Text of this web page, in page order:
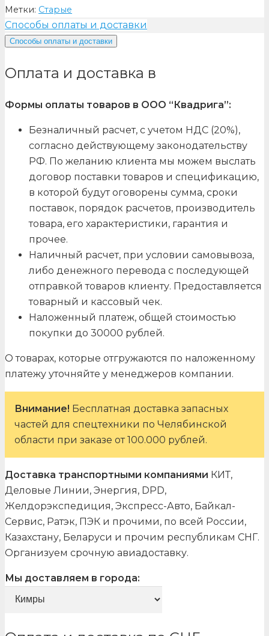
Метки: Старые
Способы оплаты и доставки
Способы оплаты и доставки
Оплата и доставка в
Формы оплаты товаров в ООО “Квадрига”:
Безналичный расчет, с учетом НДС (20%),
согласно действующему законодательству
РФ. По желанию клиента мы можем выслать
договор поставки товаров и спецификацию,
в которой будут оговорены сумма, сроки
поставок, порядок расчетов, производитель
товара, его характеристики, гарантия и
прочее.
Наличный расчет, при условии самовывоза,
либо денежного перевода с последующей
отправкой товаров клиенту. Предоставляется
товарный и кассовый чек.
Наложенный платеж, общей стоимостью
покупки до 30000 рублей.
О товарах, которые отгружаются по наложенному
платежу уточняйте у менеджеров компании.
Внимание! Бесплатная доставка запасных
частей для спецтехники по Челябинской
области при заказе от 100.000 рублей.
Доставка транспортными компаниями КИТ,
Деловые Линии, Энергия, DPD,
Желдорэкспедиция, Экспресс-Авто, Байкал-
Сервис, Ратэк, ПЭК и прочими, по всей России,
Казахстану, Беларуси и прочим республикам СНГ.
Организуем срочную авиадоставку.
Мы доставляем в города: